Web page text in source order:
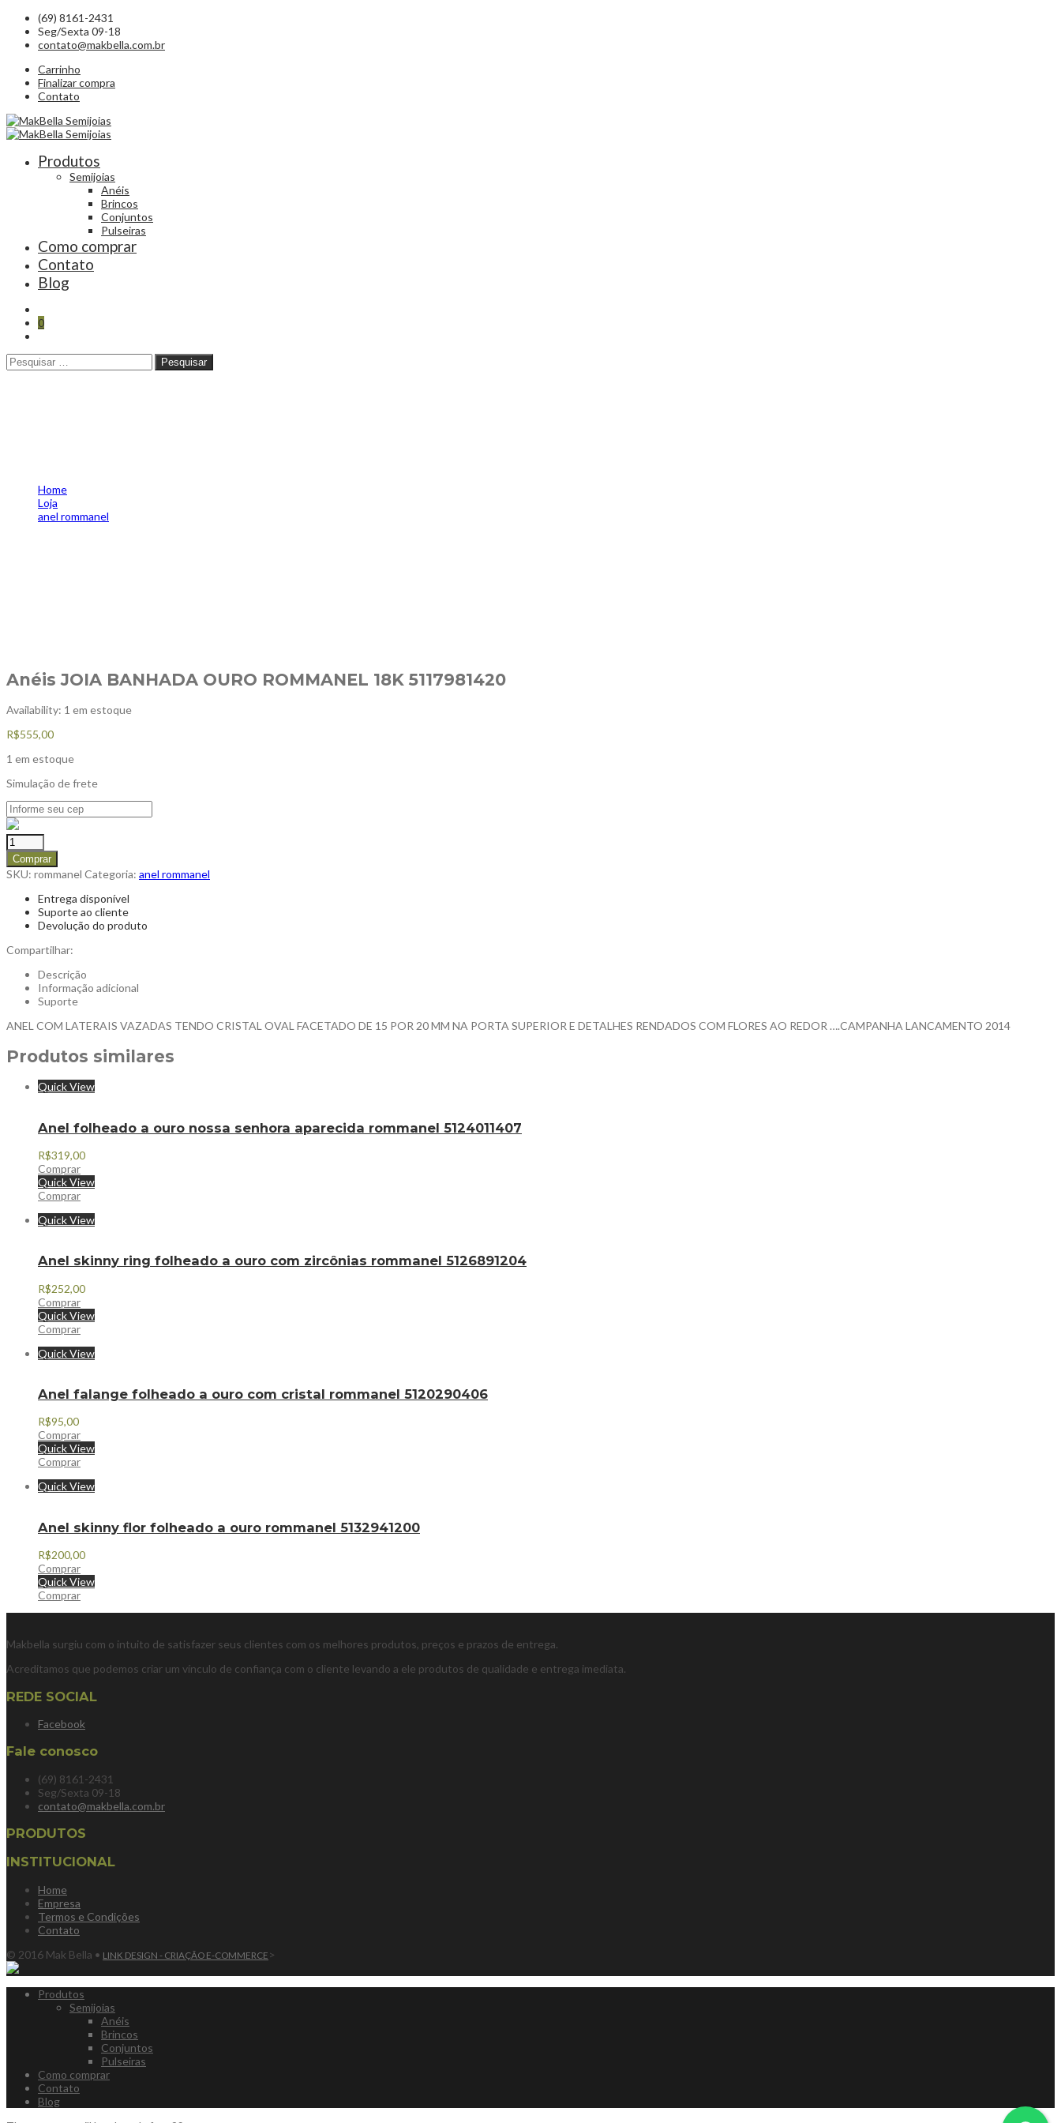
(69) 8161-2431
Seg/Sexta 09-18
contato@makbella.com.br
Carrinho
Finalizar compra
Contato
Produtos
Semijoias
Anéis
Brincos
Conjuntos
Pulseiras
Como comprar
Contato
Blog
0
Pesquisar Pesquisar
Home
Loja
anel rommanel
Anéis JOIA BANHADA OURO ROMMANEL 18K 5117981420
Availability: 1 em estoque
R$555,00
1 em estoque
Simulação de frete
Comprar
SKU: rommanel Categoria: anel rommanel
Entrega disponível
Suporte ao cliente
Devolução do produto
Compartilhar:
Descrição
Informação adicional
Suporte
ANEL COM LATERAIS VAZADAS TENDO CRISTAL OVAL FACETADO DE 15 POR 20 MM NA PORTA SUPERIOR E DETALHES RENDADOS COM FLORES AO REDOR ….CAMPANHA LANCAMENTO 2014
Produtos similares
Quick View
Anel folheado a ouro nossa senhora aparecida rommanel 5124011407
R$319,00
Comprar
Quick View
Comprar
Quick View
Anel skinny ring folheado a ouro com zircônias rommanel 5126891204
R$252,00
Comprar
Quick View
Comprar
Quick View
Anel falange folheado a ouro com cristal rommanel 5120290406
R$95,00
Comprar
Quick View
Comprar
Quick View
Anel skinny flor folheado a ouro rommanel 5132941200
R$200,00
Comprar
Quick View
Comprar
Makbella surgiu com o intuito de satisfazer seus clientes com os melhores produtos, preços e prazos de entrega.
Acreditamos que podemos criar um vínculo de confiança com o cliente levando a ele produtos de qualidade e entrega imediata.
REDE SOCIAL
Facebook
Fale conosco
(69) 8161-2431
Seg/Sexta 09-18
contato@makbella.com.br
PRODUTOS
INSTITUCIONAL
Home
Empresa
Termos e Condições
Contato
© 2016 Mak Bella • LINK DESIGN - CRIAÇÃO E-COMMERCE >
Produtos
Semijoias
Anéis
Brincos
Conjuntos
Pulseiras
Como comprar
Contato
Blog